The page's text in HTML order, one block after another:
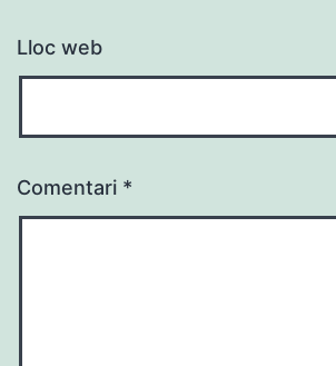
Lloc web
Comentari *